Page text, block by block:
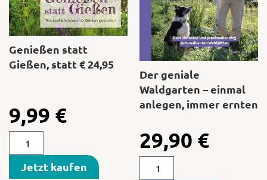
Genießen statt
Gießen, statt € 24,95
9,99 €
Jetzt kaufen
Der geniale
Waldgarten – einmal
anlegen, immer ernten
29,90 €